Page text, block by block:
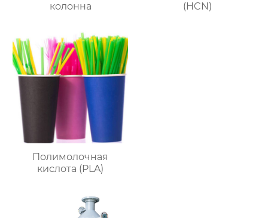
колонна (HCN)
Полимолочная
кислота (PLA)